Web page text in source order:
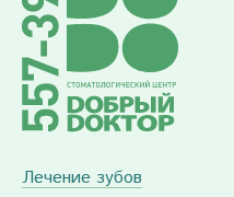
Лечение зубов